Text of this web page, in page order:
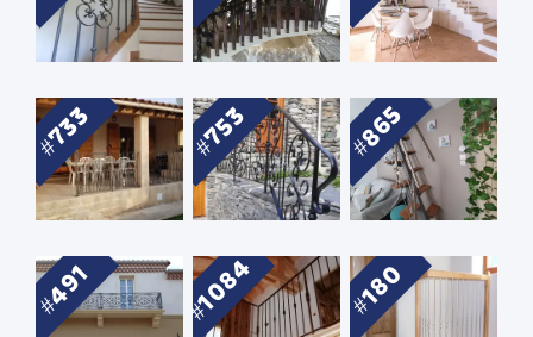
733 753 865
491 1084 180